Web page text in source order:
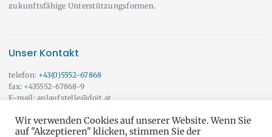
zukunftsfähige Unterstützungsformen.
Unser Kontakt
telefon: +43(0)5552-67868
fax: +435552-67868-9
E-mail: anlaufstelle@doit.at
Wir beraten Sie auch gerne außerhalb der angeführten Öffnungszeiten!
Vereinbaren Sie doch einfach einen Termin mit uns.Onlineberatung
Wir verwenden Cookies auf unserer Website. Wenn Sie
auf "Akzeptieren" klicken, stimmen Sie der